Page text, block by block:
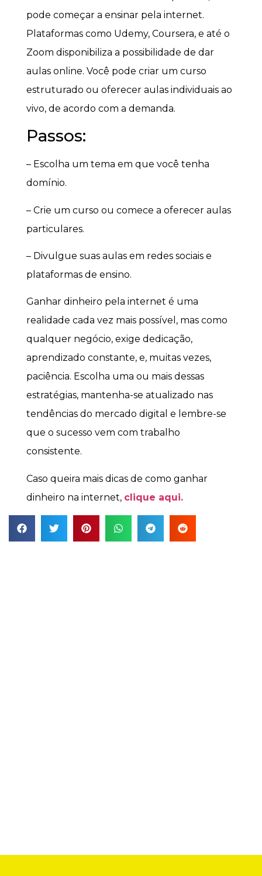
pode começar a ensinar pela internet.
Plataformas como Udemy, Coursera, e até o
Zoom disponibiliza a possibilidade de dar
aulas online. Você pode criar um curso
estruturado ou oferecer aulas individuais ao
vivo, de acordo com a demanda.
Passos:
– Escolha um tema em que você tenha
domínio.
– Crie um curso ou comece a oferecer aulas
particulares.
– Divulgue suas aulas em redes sociais e
plataformas de ensino.
Ganhar dinheiro pela internet é uma
realidade cada vez mais possível, mas como
qualquer negócio, exige dedicação,
aprendizado constante, e, muitas vezes,
paciência. Escolha uma ou mais dessas
estratégias, mantenha-se atualizado nas
tendências do mercado digital e lembre-se
que o sucesso vem com trabalho
consistente.
Caso queira mais dicas de como ganhar
dinheiro na internet, clique aqui.